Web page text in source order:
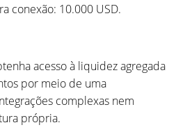
conexão: 10.000 USD.
acesso à liquidez agregada
por meio de uma
complexas nem
própria.